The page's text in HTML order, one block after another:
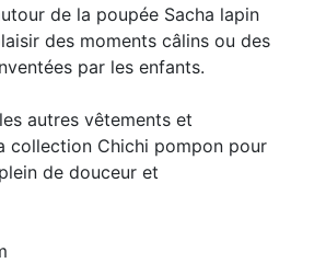
de la poupée Sacha lapin
des moments câlins ou des
par les enfants.
autres vêtements et
collection Chichi pompon pour
de douceur et